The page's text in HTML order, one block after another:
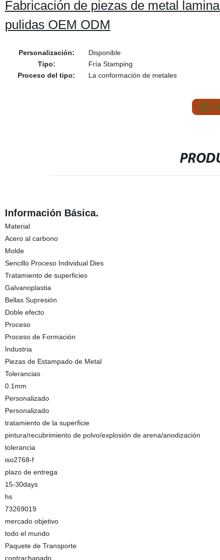
Fabricación de piezas de metal
pulidas OEM ODM
Personalización:
Disponible
Tipo:
Fría Stamping
Proceso del tipo:
La conformación de metales
Información Básica.
Material
Acero al carbono
Molde
Sencillo Proceso Individual Dies
Tratamiento de superficies
Galvanoplastia
Bellas Supresión
Doble efecto
Proceso
Proceso de Formación
Industria
Piezas de Estampado de Metal
Tolerancias
0.1mm
Personalizado
Personalizado
tratamiento de la superficie
pintura/recubrimiento de polvo/explosión de arena/anodización
tolerancia
iso2768-f
plazo de entrega
15-30days
hs
73269019
mercado objetivo
todo el mundo
Paquete de Transporte
contrachapado